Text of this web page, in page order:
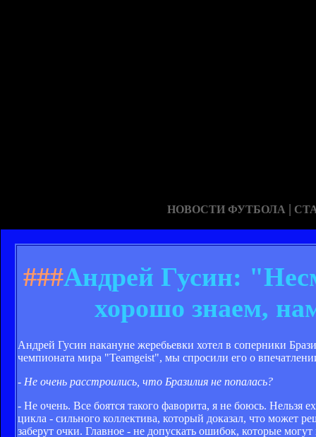
НОВОСТИ ФУТБОЛА |
###Андрей Гусин:
хорошо знаем,
Андрей Гусин накануне жеребьевки хотел в соперники
чемпионата мира "Teamgeist", мы спросили его о
- Не очень расстроились, что Бразилия не попалась?
- Не очень. Все боятся такого фаворита, я не боюсь. Нельзя
цикла - сильного коллектива, который доказал, что может
заберут очки. Главное - не допускать ошибок, которые